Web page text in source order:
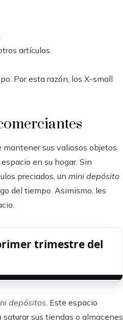
artículos.
Por esta razón, los X-small
mantener sus valiosos objetos
en su hogar. Sin
preciados, un mini depósito
del tiempo. Asimismo, les
trimestre del
depósitos . Este espacio
sus tiendas o almacenes